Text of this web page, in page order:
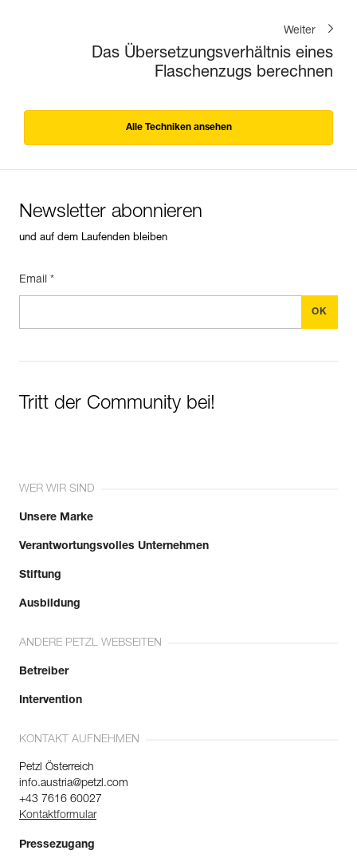
Weiter
Das Übersetzungsverhältnis eines
Flaschenzugs berechnen
Alle Techniken ansehen
Newsletter abonnieren
und auf dem Laufenden bleiben
Email *
Tritt der Community bei!
WER WIR SIND
Unsere Marke
Verantwortungsvolles Unternehmen
Stiftung
Ausbildung
ANDERE PETZL WEBSEITEN
Betreiber
Intervention
KONTAKT AUFNEHMEN
Petzl Österreich
info.austria@petzl.com
+43 7616 60027
Kontaktformular
Pressezugang